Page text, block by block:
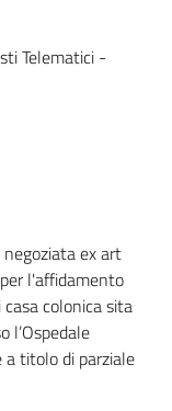
Telematici -
ex art
l'affidamento
colonica sita
l’Ospedale
a titolo di parziale